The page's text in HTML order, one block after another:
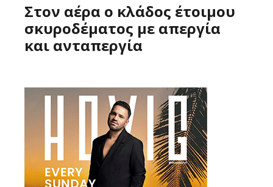
Στον αέρα ο κλάδος έτοιμου
σκυροδέματος με απεργία
και ανταπεργία